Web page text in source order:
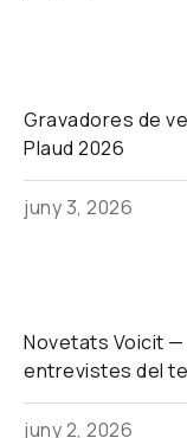
Gravadores de
Plaud 2026
juny 3, 2026
Novetats Voicit —
entrevistes del
juny 2, 2026